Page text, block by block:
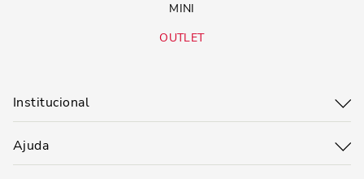
MINI
OUTLET
Institucional
Ajuda